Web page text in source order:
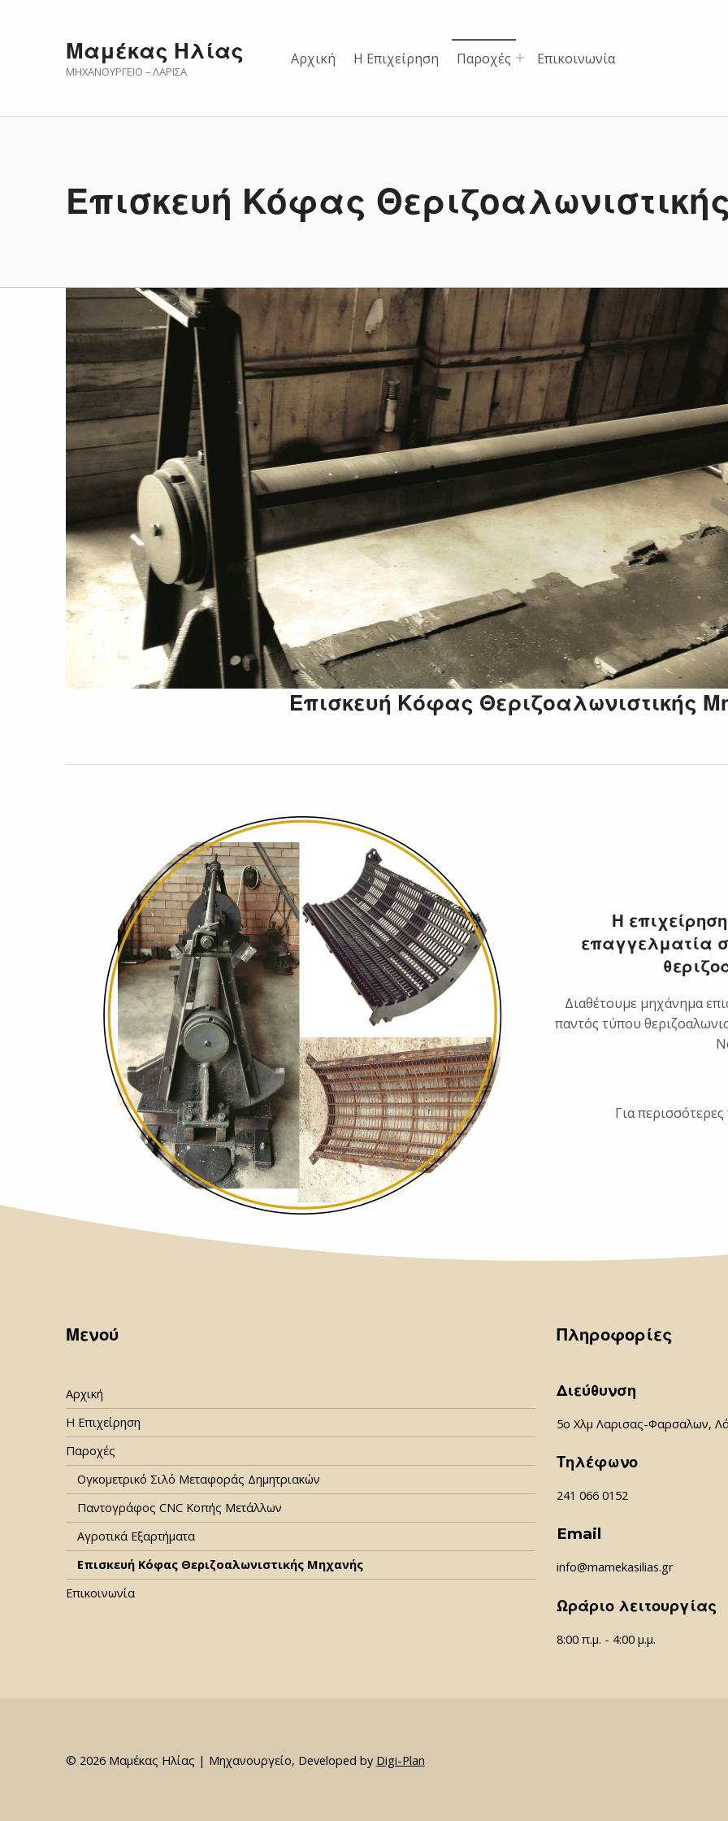
Μαμέκας Ηλίας
ΜΗΧΑΝΟΥΡΓΕΊΟ – ΛΆΡΙΣΑ
Αρχική Η Επιχείρηση Παροχές Επικοινωνία
Επισκευή Κόφας
Επισκευή Κόφας Θεριζοαλωνιστικής
Η
επαγγελματία
Διαθέτουμε μηχάνημα
παντός τύπου
Για
Μενού
Αρχική
Η Επιχείρηση
Παροχές
Ογκομετρικό Σιλό Μεταφοράς Δημητριακών
Παντογράφος CNC Κοπής Μετάλλων
Αγροτικά Εξαρτήματα
Επισκευή Κόφας Θεριζοαλωνιστικής Μηχανής
Επικοινωνία
Πληροφορίες
Διεύθυνση
5ο Χλμ Λαρισας-Φαρσαλων,
Τηλέφωνο
241 066 0152
Email
info@mamekasilias.gr
Ωράριο λειτουργίας
8:00 π.μ. - 4:00 μ.μ.
© 2026 Μαμέκας Ηλίας | Μηχανουργείο, Developed by Digi-Plan